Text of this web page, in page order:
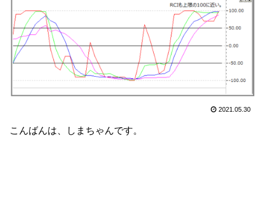
2021.05.30
こんばんは、しまちゃんです。